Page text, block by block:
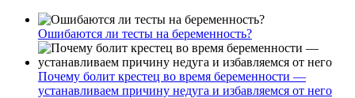
Ошибаются ли тесты на беременность?
Почему болит крестец во время беременности —
устанавливаем причину недуга и избавляемся от него